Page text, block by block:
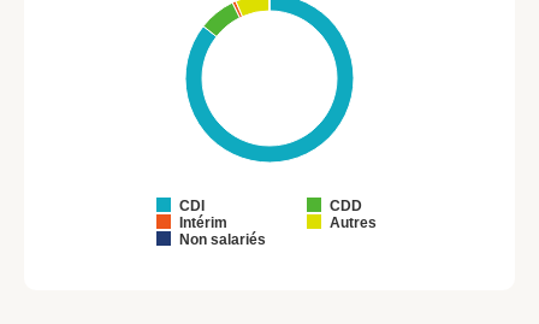
CDI
CDD
Intérim
Autres
Non salariés